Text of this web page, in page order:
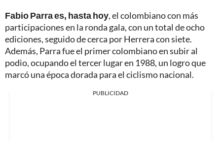
Fabio Parra es, hasta hoy, el colombiano con más
participaciones en la ronda gala, con un total de ocho
ediciones, seguido de cerca por Herrera con siete.
Además, Parra fue el primer colombiano en subir al
podio, ocupando el tercer lugar en 1988, un logro que
marcó una época dorada para el ciclismo nacional.
PUBLICIDAD